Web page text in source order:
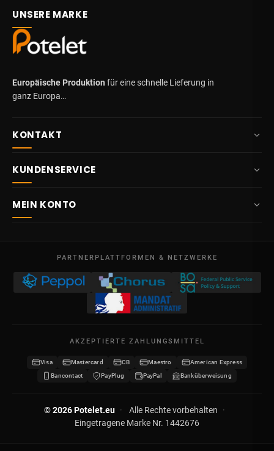
UNSERE MARKE
Europäische Produktion für eine schnelle Lieferung in
ganz Europa…
KONTAKT
Route Mitoyenne 414
Mo – Fr
09:00 – 17:00
USt-IdNr. BE 0641.740.320 - Lüttich
KUNDENSERVICE
Lieferung
AGB
Datenschutz
MEIN KONTO
Meine Gutschriften
Meine Gutscheine
Wiederverkäufer werden
PARTNERPLATTFORMEN & NETZWERKE
AKZEPTIERTE ZAHLUNGSMITTEL
Visa Mastercard CB Maestro
American Express
Bancontact
PayPlug PayPal Banküberweisung
© 2026 Potelet.eu · Alle Rechte vorbehalten
·
Eingetragene Marke Nr. 1442676